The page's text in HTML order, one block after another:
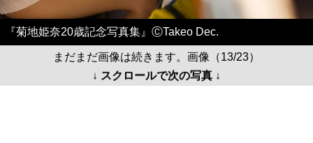
『菊地姫奈20歳記念写真集』ⒸTakeo Dec.
まだまだ画像は続きます。画像（13/23）
↓ スクロールで次の写真 ↓